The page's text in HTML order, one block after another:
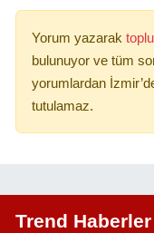
Yorum yazarak
bulunuyor ve tüm
yorumlardan
tutulamaz.
Trend Haberler